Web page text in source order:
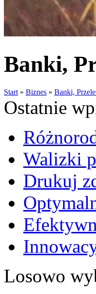
Banki,
Start » Biznes » Banki,
Ostatnie
Walizki
Drukuj
Losowo